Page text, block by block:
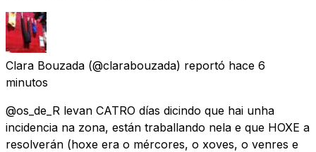
Clara Bouzada (@clarabouzada) reportó hace 6
minutos
@os_de_R levan CATRO días dicindo que hai unha
incidencia na zona, están traballando nela e que HOXE a
resolverán (hoxe era o mércores, o xoves, o venres e